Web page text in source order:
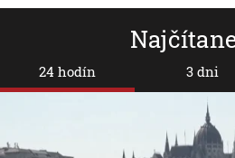
24 hodín 3 dni